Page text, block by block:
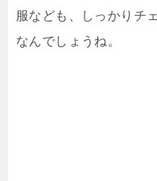
服なども、しっかりチ
なんでしょうね。